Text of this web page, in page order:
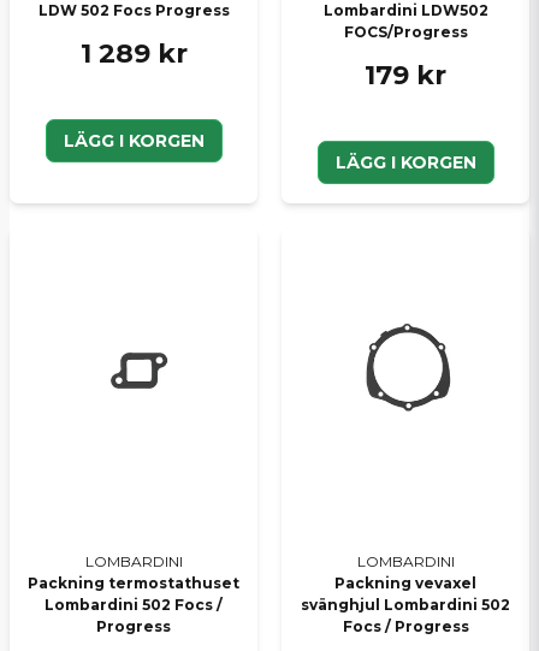
LDW 502 Focs Progress
1 289 kr
LÄGG I KORGEN
Lombardini LDW502
FOCS/Progress
179 kr
LÄGG I KORGEN
LOMBARDINI
Packning termostathuset
Lombardini 502 Focs /
Progress
LOMBARDINI
Packning vevaxel
svänghjul Lombardini 502
Focs / Progress